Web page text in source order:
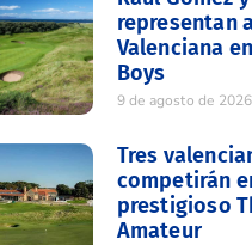
representan
Valenciana
Boys
9 de agosto de 2026
Tres
competirán
prestigioso
Amateur